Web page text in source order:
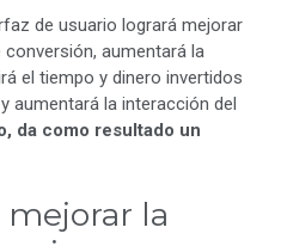
de usuario logrará mejorar
aumentará la
el tiempo y dinero invertidos
aumentará la interacción del
da como resultado un
mejorar la